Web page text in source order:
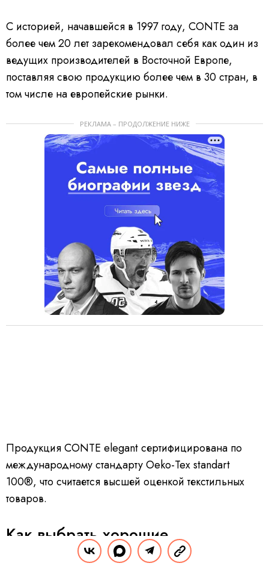
С историей, начавшейся в 1997 году, CONTE за
более чем 20 лет зарекомендовал себя как один из
ведущих производителей в Восточной Европе,
поставляя свою продукцию более чем в 30 стран, в
том числе на европейские рынки.
РЕКЛАМА – ПРОДОЛЖЕНИЕ НИЖЕ
Продукция CONTE elegant сертифицирована по
международному стандарту Oeko-Tex standart
100®, что считается высшей оценкой текстильных
товаров.
Как выбрать хорошие
укороченные носки-подследники